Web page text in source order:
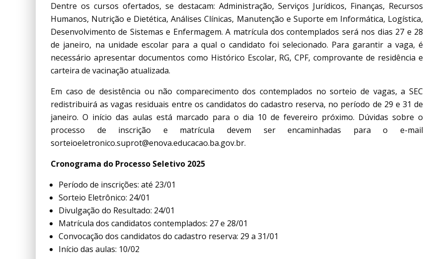
Dentre os cursos ofertados, se destacam: Administração, Serviços Jurídicos, Finanças, Recursos
Humanos, Nutrição e Dietética, Análises Clínicas, Manutenção e Suporte em Informática, Logística,
Desenvolvimento de Sistemas e Enfermagem. A matrícula dos contemplados será nos dias 27 e 28
de janeiro, na unidade escolar para a qual o candidato foi selecionado. Para garantir a vaga, é
necessário apresentar documentos como Histórico Escolar, RG, CPF, comprovante de residência e
carteira de vacinação atualizada.
Em caso de desistência ou não comparecimento dos contemplados no sorteio de vagas, a SEC
redistribuirá as vagas residuais entre os candidatos do cadastro reserva, no período de 29 e 31 de
janeiro. O início das aulas está marcado para o dia 10 de fevereiro próximo. Dúvidas sobre o
processo de inscrição e matrícula devem ser encaminhadas para o e-mail
sorteioeletronico.suprot@enova.educacao.ba.gov.br.
Cronograma do Processo Seletivo 2025
Período de inscrições: até 23/01
Sorteio Eletrônico: 24/01
Divulgação do Resultado: 24/01
Matrícula dos candidatos contemplados: 27 e 28/01
Convocação dos candidatos do cadastro reserva: 29 a 31/01
Início das aulas: 10/02